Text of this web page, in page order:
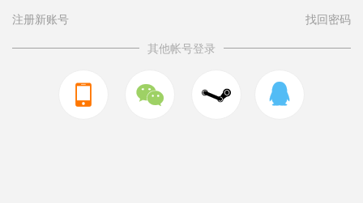
注册新账号
找回密码
其他帐号登录
  